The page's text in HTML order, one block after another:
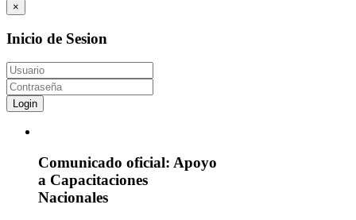
×
Inicio de Sesion
Login
Comunicado oficial: Apoyo
a Capacitaciones
Nacionales